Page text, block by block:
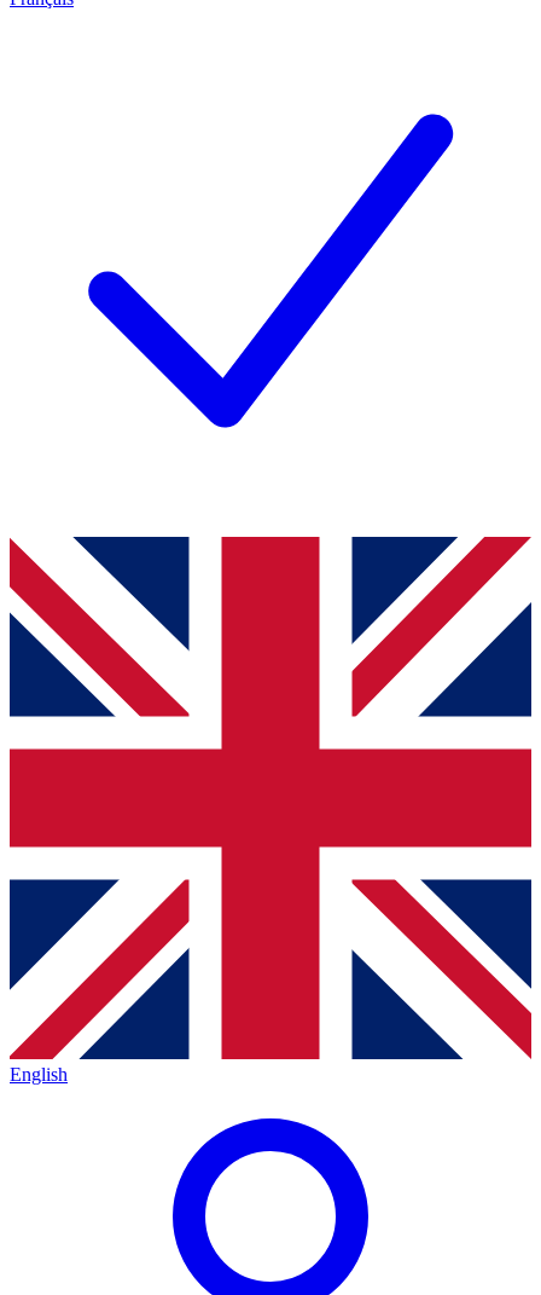
English